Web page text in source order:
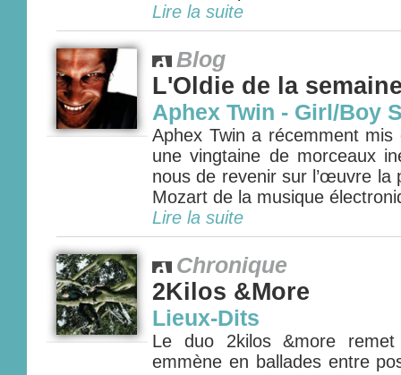
Lire la suite
Blog
L'Oldie de la
Aphex Twin - Girl/Boy
Aphex Twin a récemment
une vingtaine de morceaux
nous de revenir sur l’œuvre la
Mozart de la musique
Lire la suite
Chronique
2Kilos &More
Lieux-Dits
Le duo 2kilos &more
emmène en ballades entre